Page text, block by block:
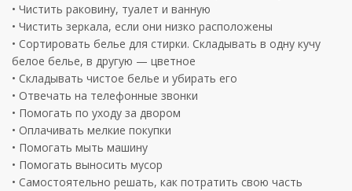
• Чистить раковину, туалет и ванную
• Чистить зеркала, если они низко расположены
• Сортировать белье для стирки. Складывать в одну кучу
белое белье, в другую — цветное
• Складывать чистое белье и убирать его
• Отвечать на телефонные звонки
• Помогать по уходу за двором
• Оплачивать мелкие покупки
• Помогать мыть машину
• Помогать выносить мусор
• Самостоятельно решать, как потратить свою часть